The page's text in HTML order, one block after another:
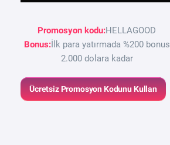
Promosyon kodu:HELLAGOOD
Bonus:İlk para yatırmada %200 bonus
2.000 dolara kadar
Ücretsiz Promosyon Kodunu Kullan